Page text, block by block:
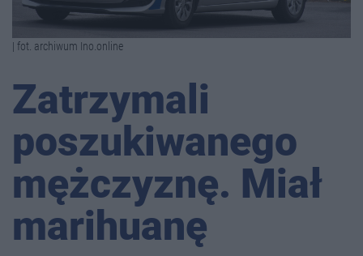
| fot. archiwum Ino.online
Zatrzymali
poszukiwanego
mężczyznę. Miał
marihuanę